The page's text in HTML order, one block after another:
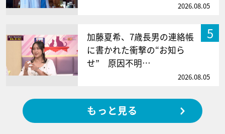
2026.08.05
5
加藤夏希、7歳長男の連絡帳
に書かれた衝撃の“お知ら
せ” 原因不明…
2026.08.05
もっと見る